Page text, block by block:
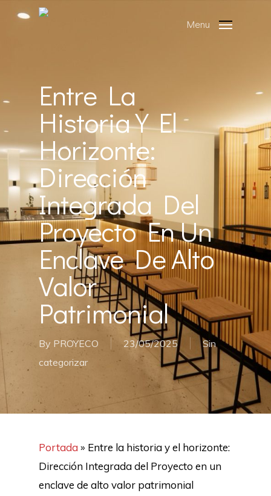
Menu
Entre La
Historia Y El
Horizonte:
Dirección
Integrada Del
Proyecto En Un
Enclave De Alto
Valor
Patrimonial
By PROYECO 23/05/2025
Sin
categorizar
Portada » Entre la historia y el horizonte:
Dirección Integrada del Proyecto en un
enclave de alto valor patrimonial